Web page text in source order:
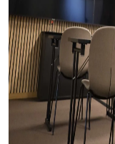
Sluttsalg
Referanser